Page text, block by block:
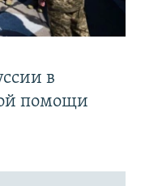
в
помощи